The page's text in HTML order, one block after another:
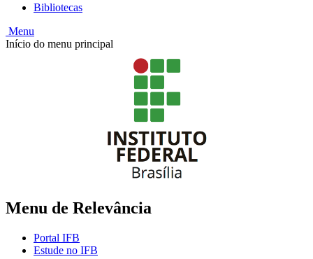
Bibliotecas
Menu
Início do menu principal
Menu de Relevância
Portal IFB
Estude no IFB